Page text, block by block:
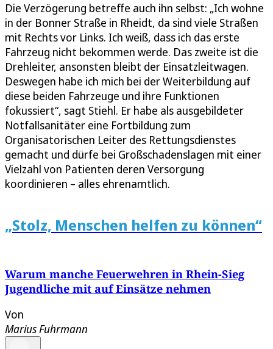
Die Verzögerung betreffe auch ihn selbst: „Ich wohne
in der Bonner Straße in Rheidt, da sind viele Straßen
mit Rechts vor Links. Ich weiß, dass ich das erste
Fahrzeug nicht bekommen werde. Das zweite ist die
Drehleiter, ansonsten bleibt der Einsatzleitwagen.
Deswegen habe ich mich bei der Weiterbildung auf
diese beiden Fahrzeuge und ihre Funktionen
fokussiert“, sagt Stiehl. Er habe als ausgebildeter
Notfallsanitäter eine Fortbildung zum
Organisatorischen Leiter des Rettungsdienstes
gemacht und dürfe bei Großschadenslagen mit einer
Vielzahl von Patienten deren Versorgung
koordinieren – alles ehrenamtlich.
„Stolz, Menschen helfen zu können“
Warum manche Feuerwehren in Rhein-Sieg
Jugendliche mit auf Einsätze nehmen
Von
Marius Fuhrmann